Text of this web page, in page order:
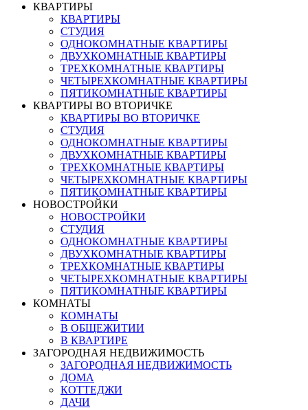
КВАРТИРЫ
КВАРТИРЫ
СТУДИЯ
ОДНОКОМНАТНЫЕ КВАРТИРЫ
ДВУХКОМНАТНЫЕ КВАРТИРЫ
ТРЕХКОМНАТНЫЕ КВАРТИРЫ
ЧЕТЫРЕХКОМНАТНЫЕ КВАРТИРЫ
ПЯТИКОМНАТНЫЕ КВАРТИРЫ
КВАРТИРЫ ВО ВТОРИЧКЕ
КВАРТИРЫ ВО ВТОРИЧКЕ
СТУДИЯ
ОДНОКОМНАТНЫЕ КВАРТИРЫ
ДВУХКОМНАТНЫЕ КВАРТИРЫ
ТРЕХКОМНАТНЫЕ КВАРТИРЫ
ЧЕТЫРЕХКОМНАТНЫЕ КВАРТИРЫ
ПЯТИКОМНАТНЫЕ КВАРТИРЫ
НОВОСТРОЙКИ
НОВОСТРОЙКИ
СТУДИЯ
ОДНОКОМНАТНЫЕ КВАРТИРЫ
ДВУХКОМНАТНЫЕ КВАРТИРЫ
ТРЕХКОМНАТНЫЕ КВАРТИРЫ
ЧЕТЫРЕХКОМНАТНЫЕ КВАРТИРЫ
ПЯТИКОМНАТНЫЕ КВАРТИРЫ
КОМНАТЫ
КОМНАТЫ
В ОБЩЕЖИТИИ
В КВАРТИРЕ
ЗАГОРОДНАЯ НЕДВИЖИМОСТЬ
ЗАГОРОДНАЯ НЕДВИЖИМОСТЬ
ДОМА
КОТТЕДЖИ
ДАЧИ